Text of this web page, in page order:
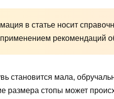
в статье носит
рекомендаций
мала,
размера стопы может